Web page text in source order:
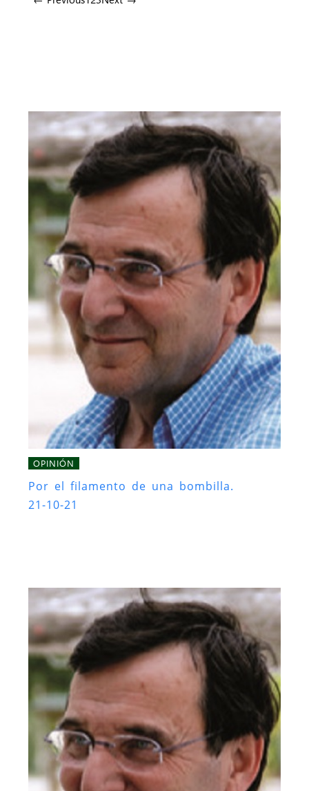
OPINIÓN
Por el filamento de una bombilla.
21-10-21